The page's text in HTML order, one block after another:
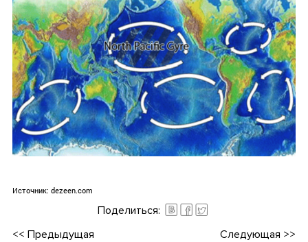
Источник: dezeen.com
Поделиться:
<< Предыдущая Следующая >>